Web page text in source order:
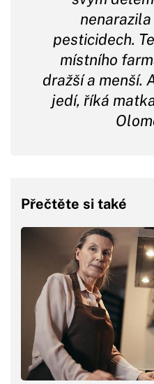
pesticidech.
místního
dražší a menší.
jedí, říká
Přečtěte si také